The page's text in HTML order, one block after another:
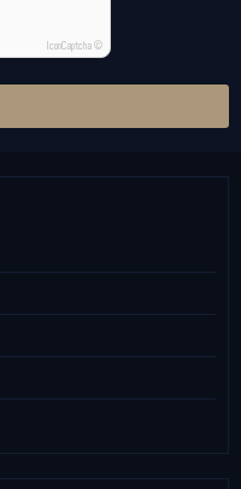
IconCaptcha ©